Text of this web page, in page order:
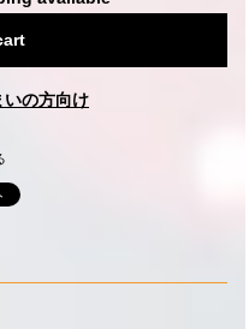
いの方向け